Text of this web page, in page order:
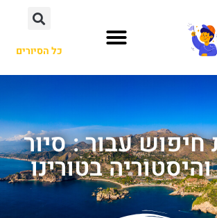
כל הסיורים
חיפוש עבור : סיור
בטורינו